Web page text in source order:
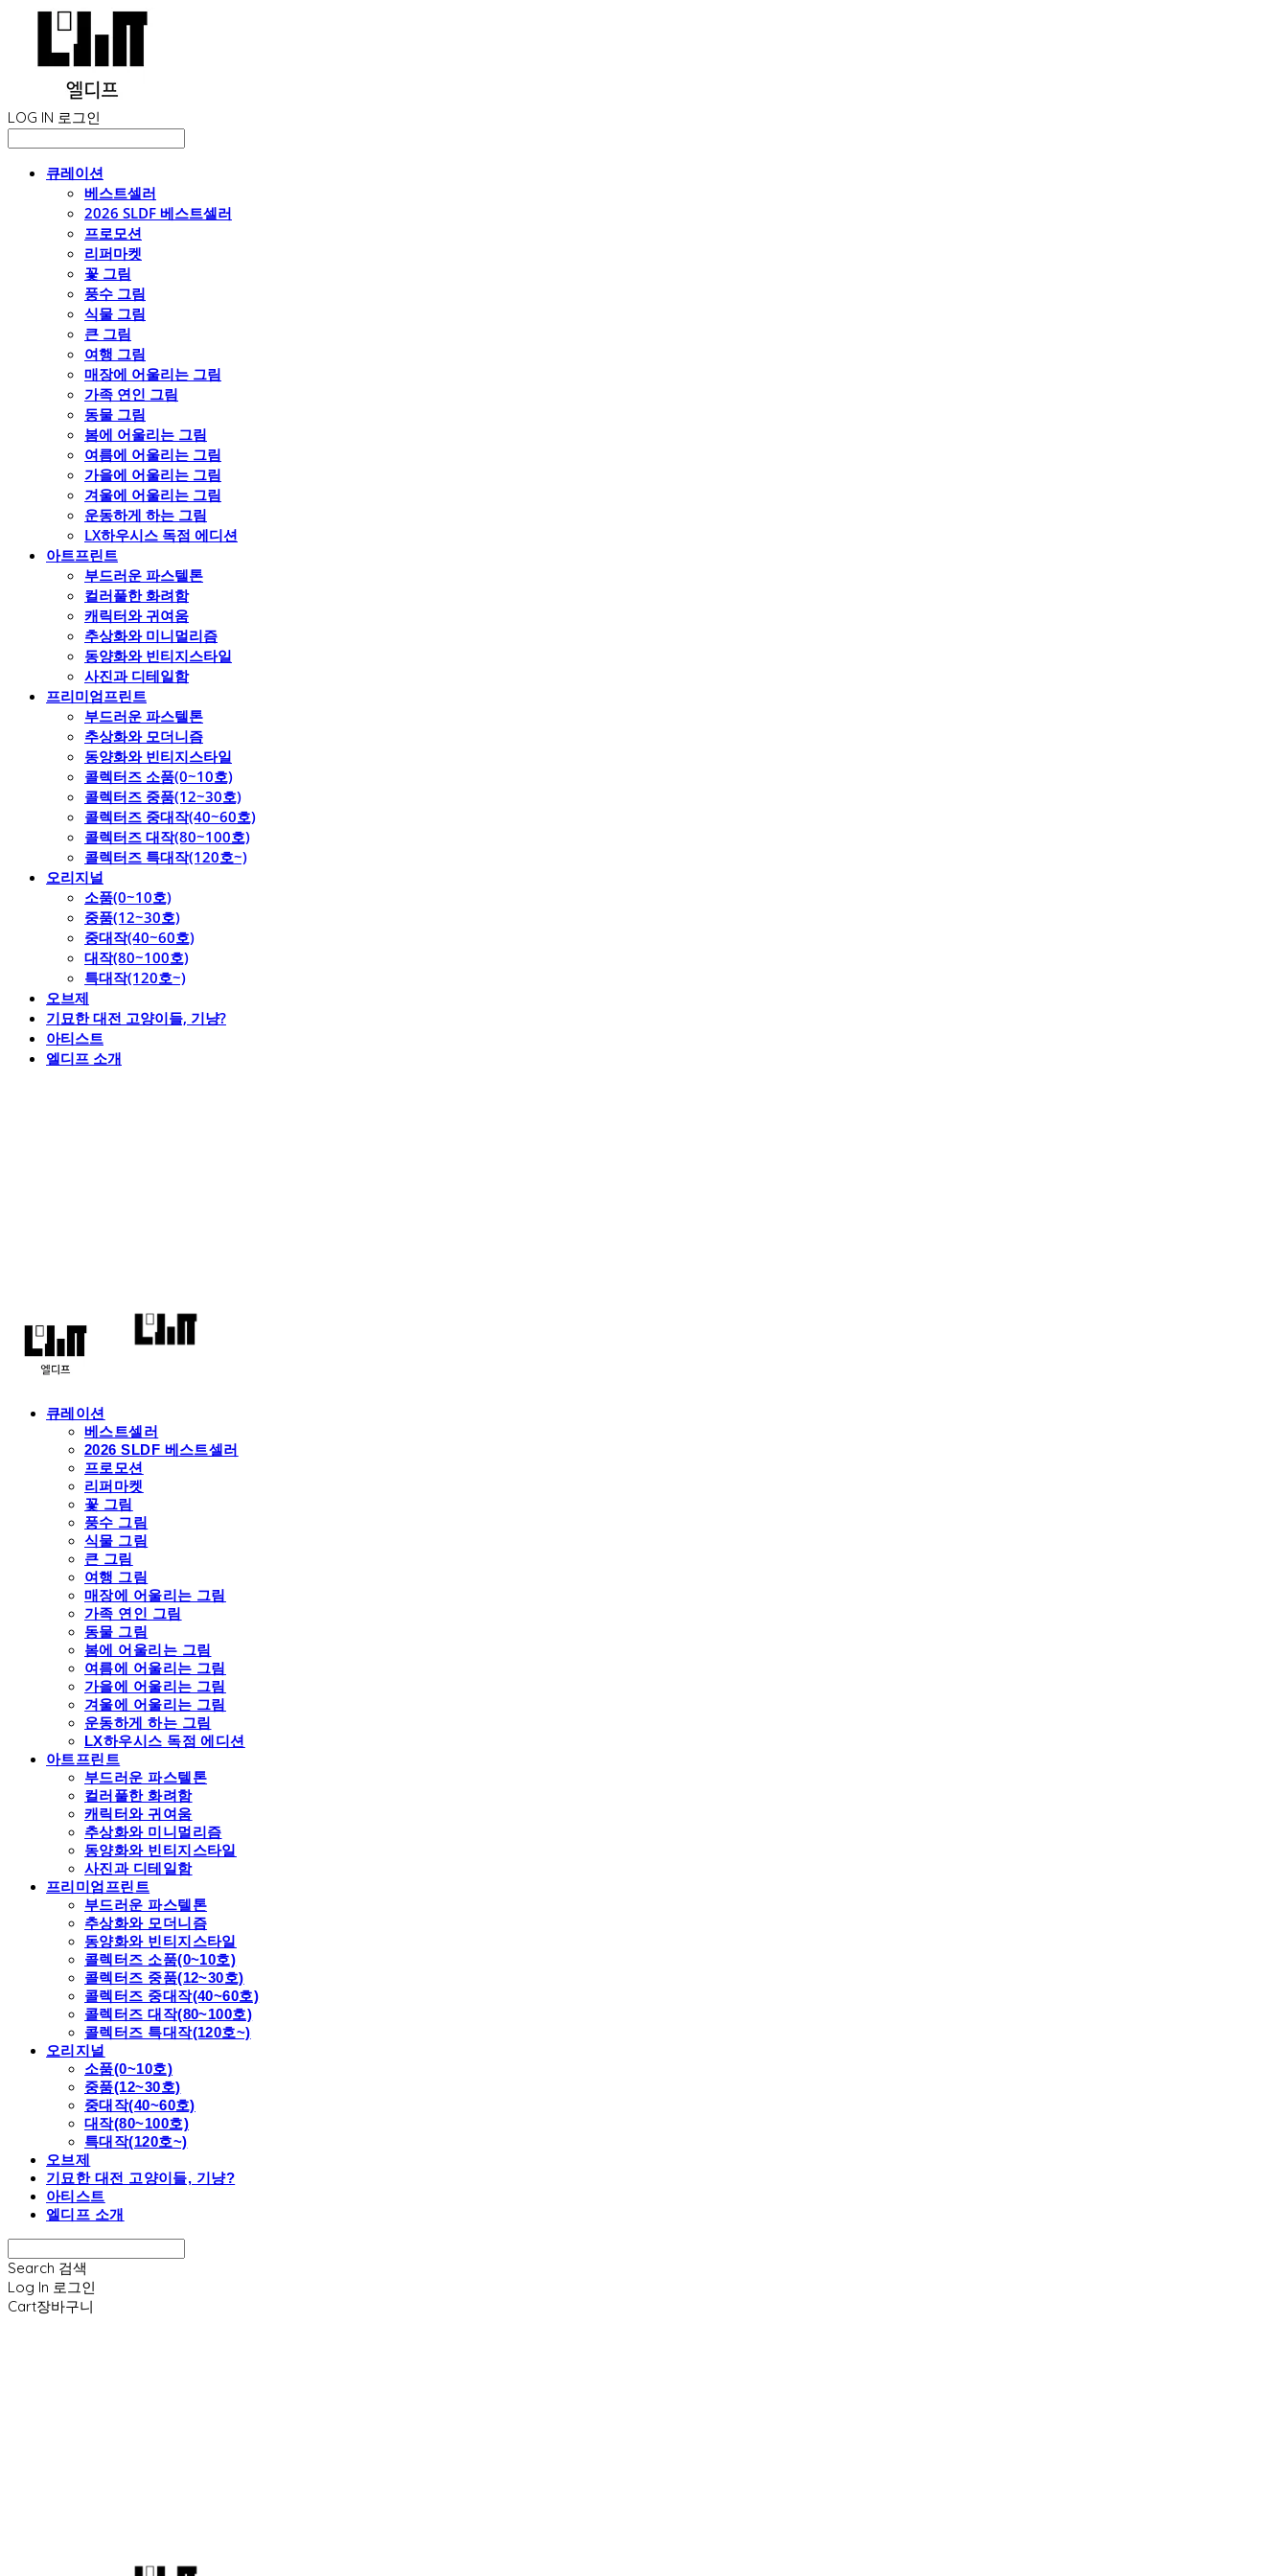
LOG IN 로그인
큐레이션
베스트셀러
2026 SLDF 베스트셀러
프로모션
리퍼마켓
꽃 그림
풍수 그림
식물 그림
큰 그림
여행 그림
매장에 어울리는 그림
가족 연인 그림
동물 그림
봄에 어울리는 그림
여름에 어울리는 그림
가을에 어울리는 그림
겨울에 어울리는 그림
운동하게 하는 그림
LX하우시스 독점 에디션
아트프린트
부드러운 파스텔톤
컬러풀한 화려함
캐릭터와 귀여움
추상화와 미니멀리즘
동양화와 빈티지스타일
사진과 디테일함
프리미엄프린트
부드러운 파스텔톤
추상화와 모더니즘
동양화와 빈티지스타일
콜렉터즈 소품(0~10호)
콜렉터즈 중품(12~30호)
콜렉터즈 중대작(40~60호)
콜렉터즈 대작(80~100호)
콜렉터즈 특대작(120호~)
오리지널
소품(0~10호)
중품(12~30호)
중대작(40~60호)
대작(80~100호)
특대작(120호~)
오브제
기묘한 대전 고양이들, 기냥?
아티스트
엘디프 소개
큐레이션
베스트셀러
2026 SLDF 베스트셀러
프로모션
리퍼마켓
꽃 그림
풍수 그림
식물 그림
큰 그림
여행 그림
매장에 어울리는 그림
가족 연인 그림
동물 그림
봄에 어울리는 그림
여름에 어울리는 그림
가을에 어울리는 그림
겨울에 어울리는 그림
운동하게 하는 그림
LX하우시스 독점 에디션
아트프린트
부드러운 파스텔톤
컬러풀한 화려함
캐릭터와 귀여움
추상화와 미니멀리즘
동양화와 빈티지스타일
사진과 디테일함
프리미엄프린트
부드러운 파스텔톤
추상화와 모더니즘
동양화와 빈티지스타일
콜렉터즈 소품(0~10호)
콜렉터즈 중품(12~30호)
콜렉터즈 중대작(40~60호)
콜렉터즈 대작(80~100호)
콜렉터즈 특대작(120호~)
오리지널
소품(0~10호)
중품(12~30호)
중대작(40~60호)
대작(80~100호)
특대작(120호~)
오브제
기묘한 대전 고양이들, 기냥?
아티스트
엘디프 소개
Search 검색
Log In 로그인
Cart장바구니